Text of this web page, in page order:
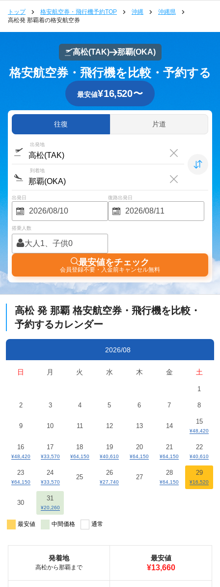
トップ 格安航空券・飛行機予約TOP 沖縄
沖縄県
高松発 那覇着の格安航空券
高松(TAK) 那覇(OKA)
格安航空券・飛行機を比較・予約する
最安値¥16,520〜
往復 片道
出発地
到着地
出発日 復路出発日
搭乗人数
大人1、子供0
最安値をチェック
会員登録不要・入金前キャンセル無料
高松発 那覇格安航空券・飛行機を比較・
予約するカレンダー
2026/08
日 月 火 水 木 金 土
1
2 3 4 5 6 7 8
9 10 11 12 13 14
15
¥48,420
16
¥48,420
17
¥33,570
18
¥64,150
19
¥40,610
20
¥64,150
21
¥64,150
22
¥40,610
23
¥64,150
24
¥33,570
25
26
¥27,740
27
28
¥64,150
29
¥16,520
30
31
¥20,260
最安値 中間価格 通常
発着地
高松から那覇まで
最安値
¥13,660